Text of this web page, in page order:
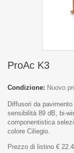
ProAc K3
Condizione: Nuovo
Diffusori da
sensibilità 89 dB, bi-
componentistica
colore Ciliegio.
Prezzo di listino €